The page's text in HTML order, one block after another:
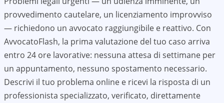
provvedimento cautelare, un licenziamento improvviso
— richiedono un avvocato raggiungibile e reattivo. Con
AvvocatoFlash, la prima valutazione del tuo caso arriva
entro 24 ore lavorative: nessuna attesa di settimane per
un appuntamento, nessuno spostamento necessario.
Descrivi il tuo problema online e ricevi la risposta di un
professionista specializzato, verificato, direttamente